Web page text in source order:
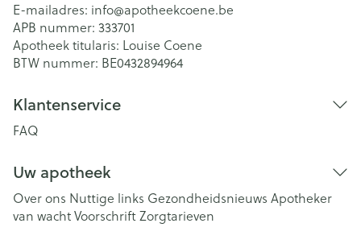
E-mailadres: info@apotheekcoene.be
APB nummer: 333701
Apotheek titularis: Louise Coene
BTW nummer: BE0432894964
Klantenservice
FAQ
Uw apotheek
Over ons Nuttige links Gezondheidsnieuws Apotheker
van wachtVoorschriftZorgtarieven